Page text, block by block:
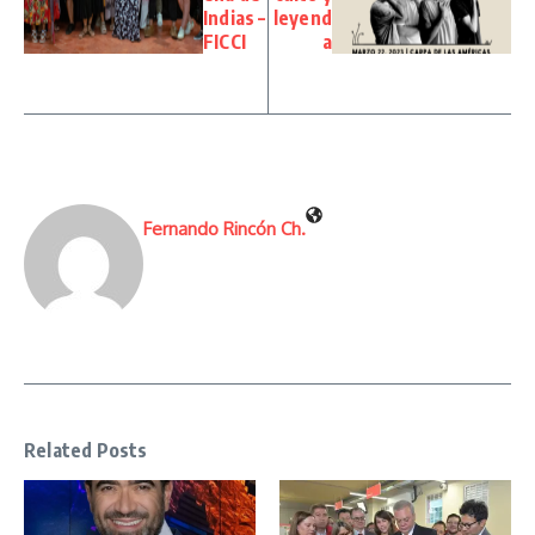
Indias –
FICCI
leyend
a
Fernando Rincón Ch.
Related Posts